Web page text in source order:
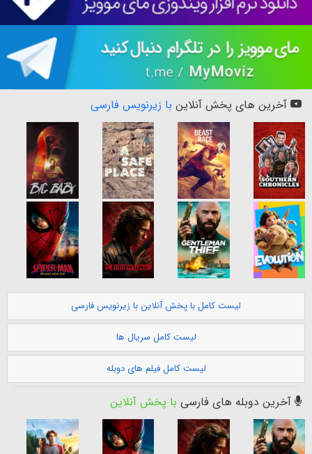
آخرین های پخش آنلاین با زیرنویس فارسی
لیست کامل با پخش آنلاین با زیرنویس فارسی
لیست کامل سریال ها
لیست کامل فیلم های دوبله
آخرین دوبله های فارسی با پخش آنلاین